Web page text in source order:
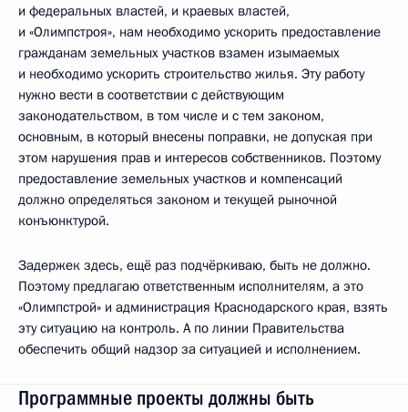
и федеральных властей, и краевых властей,
и «Олимпстроя», нам необходимо ускорить предоставление
гражданам земельных участков взамен изымаемых
и необходимо ускорить строительство жилья. Эту работу
нужно вести в соответствии с действующим
законодательством, в том числе и с тем законом,
основным, в который внесены поправки, не допуская при
этом нарушения прав и интересов собственников. Поэтому
предоставление земельных участков и компенсаций
должно определяться законом и текущей рыночной
конъюнктурой.
Задержек здесь, ещё раз подчёркиваю, быть не должно.
Поэтому предлагаю ответственным исполнителям, а это
«Олимпстрой» и администрация Краснодарского края, взять
эту ситуацию на контроль. А по линии Правительства
обеспечить общий надзор за ситуацией и исполнением.
Программные проекты должны быть